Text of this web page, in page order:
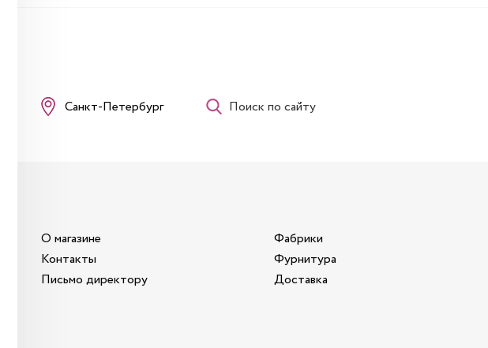
Санкт-Петербург Поиск по сайту
О магазине
Контакты
Письмо директору
Фабрики
Фурнитура
Доставка